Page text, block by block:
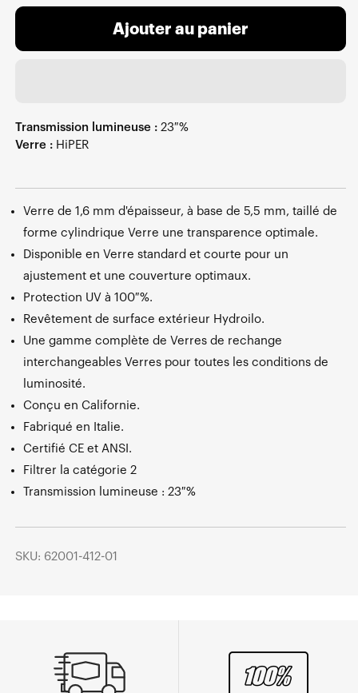
Ajouter au panier
Transmission lumineuse : 23 %
Verre : HiPER
Verre de 1,6 mm d'épaisseur, à base de 5,5 mm, taillé de
forme cylindrique Verre une transparence optimale.
Disponible en Verre standard et courte pour un
ajustement et une couverture optimaux.
Protection UV à 100 %.
Revêtement de surface extérieur Hydroilo.
Une gamme complète de Verres de rechange
interchangeables Verres pour toutes les conditions de
luminosité.
Conçu en Californie.
Fabriqué en Italie.
Certifié CE et ANSI.
Filtrer la catégorie 2
Transmission lumineuse : 23 %
SKU: 62001-412-01